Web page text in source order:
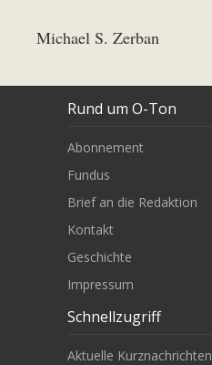
Michael S. Zerban
Rund um O-Ton
Abonnement
Fundus
Brief an die Redaktion
Kontakt
Geschichte
Impressum
Schnellzugriff
Aktuelle Kurznachrichten